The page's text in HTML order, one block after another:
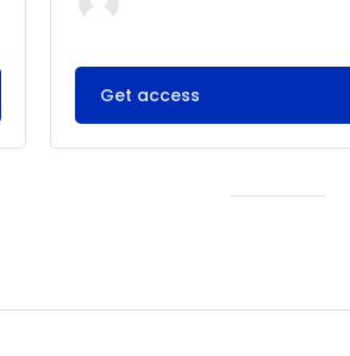
Get access